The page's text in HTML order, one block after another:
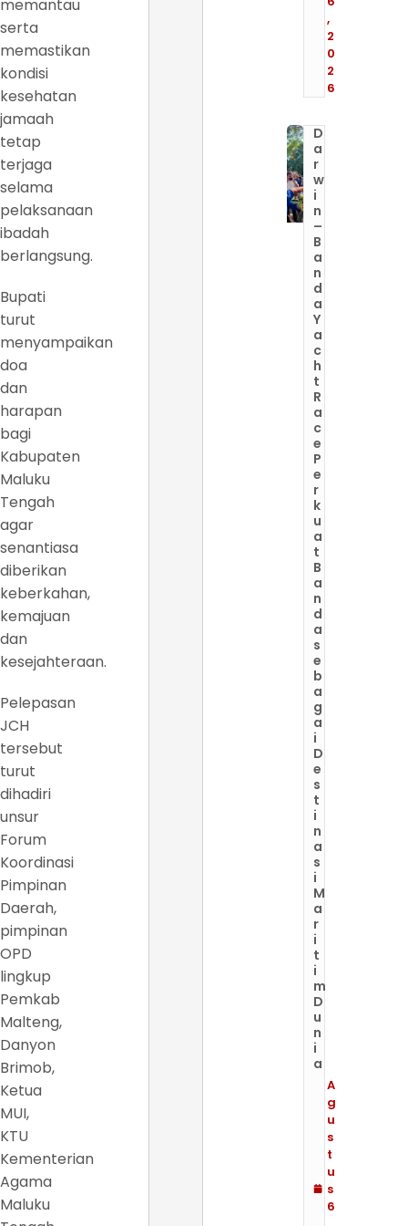
memantau
serta
memastikan
kondisi
kesehatan
jamaah
tetap
terjaga
selama
pelaksanaan
ibadah
berlangsung.
Bupati
turut
menyampaikan
doa
dan
harapan
bagi
Kabupaten
Maluku
Tengah
agar
senantiasa
diberikan
keberkahan,
kemajuan
dan
kesejahteraan.
Pelepasan
JCH
tersebut
turut
dihadiri
unsur
Forum
Koordinasi
Pimpinan
Daerah,
pimpinan
OPD
lingkup
Pemkab
Malteng,
Danyon
Brimob,
Ketua
MUI,
KTU
Kementerian
Agama
Maluku
,
2
0
2
6
D
a
r
w
i
n
–
B
a
n
d
a
Y
a
c
h
t
R
a
c
e
P
e
r
k
u
a
t
B
a
n
d
a
s
e
b
a
g
a
i
D
e
s
t
i
n
a
s
i
M
a
r
i
t
i
m
D
u
n
i
a
A
g
u
s
t
u
s
6